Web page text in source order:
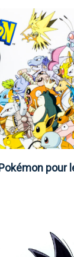
pour